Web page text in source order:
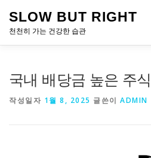
SLOW BUT RIGHT
천천히 가는 건강한 습관
국내 배당금 높은 주
작성일자 1월 8, 2025 글쓴이 ADMIN